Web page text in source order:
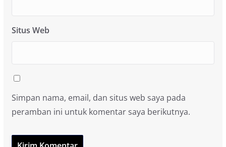
Situs Web
Simpan nama, email, dan situs web saya pada
peramban ini untuk komentar saya berikutnya.